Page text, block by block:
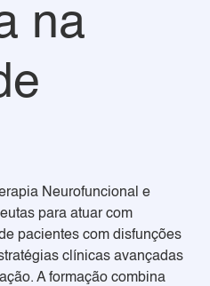
na
Neurofuncional e
para atuar com
pacientes com disfunções
clínicas avançadas
A formação combina